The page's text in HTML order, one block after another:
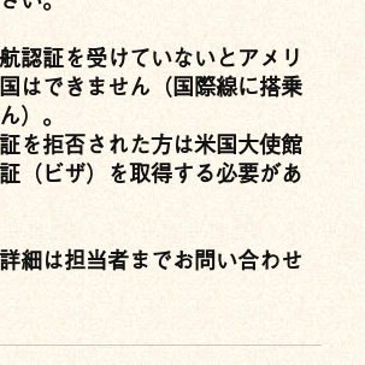
認証を受けていないとアメリ
はできません（国際線に搭乗
）。
を拒否された方は米国大使館
（ビザ）を取得する必要があ
細は担当者までお問い合わせ